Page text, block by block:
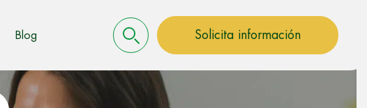
Blog Solicita información